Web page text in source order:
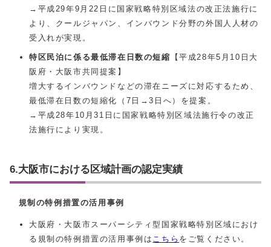
→平成29年9月22日に国家戦略特別区域法の改正法施行に
より、クールジャパン、インバウンド分野の外国人人材の
受入れが実現。
特区民泊に係る最低滞在日数の短縮
【平成28年5月10日大
阪府・大阪市共同提案】
増大するインバウンドなどの滞在ニーズに対応するため、
最低滞在日数の短縮化（7日→3日へ）を提案。
→平成28年10月31日に国家戦略特別区域法施行令の改正
法施行により実現。
6.大阪市における区域計画の認定実績
規制の特例措置の活用事例
大阪府・大阪市スーパーシティ型国家戦略特別区域におけ
る規制の特例措置の活用事例は こちら をご覧ください。